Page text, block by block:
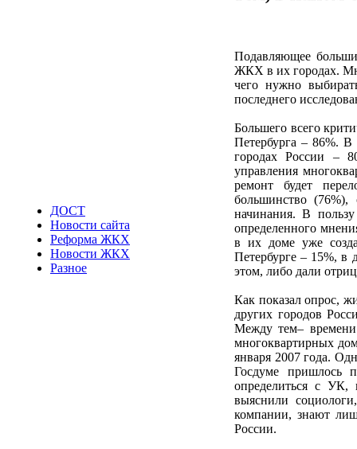
ДОСТ
Новости сайта
Реформа ЖКХ
Новости ЖКХ
Разное
Подавляющее
ЖКХ в их городах.
чего нужно
последнего
Большего всего
Петербурга – 86%.
городах России –
управления
ремонт будет
большинство (76%),
начинания. В
определенного
в их доме уже
Петербурге – 15%, в
этом, либо дали
Как показал опрос,
других городов
Между тем–
многоквартирных
января 2007 года.
Госдуме пришлось
определиться с УК,
выяснили
компании, знают
России.